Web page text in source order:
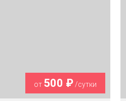
от 500 ₽/сутки